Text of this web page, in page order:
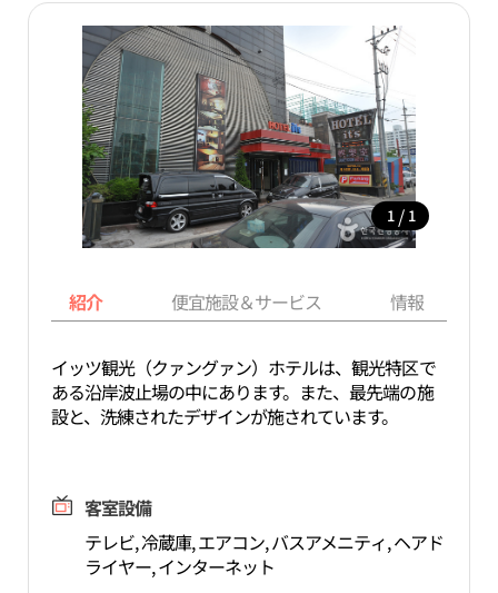
1 / 1
紹介 便宜施設＆サービス 情報
イッツ観光（クァングァン）ホテルは、観光特区で
ある沿岸波止場の中にあります。また、最先端の施
設と、洗練されたデザインが施されています。
客室設備
テレビ, 冷蔵庫, エアコン, バスアメニティ, ヘアド
ライヤー, インターネット